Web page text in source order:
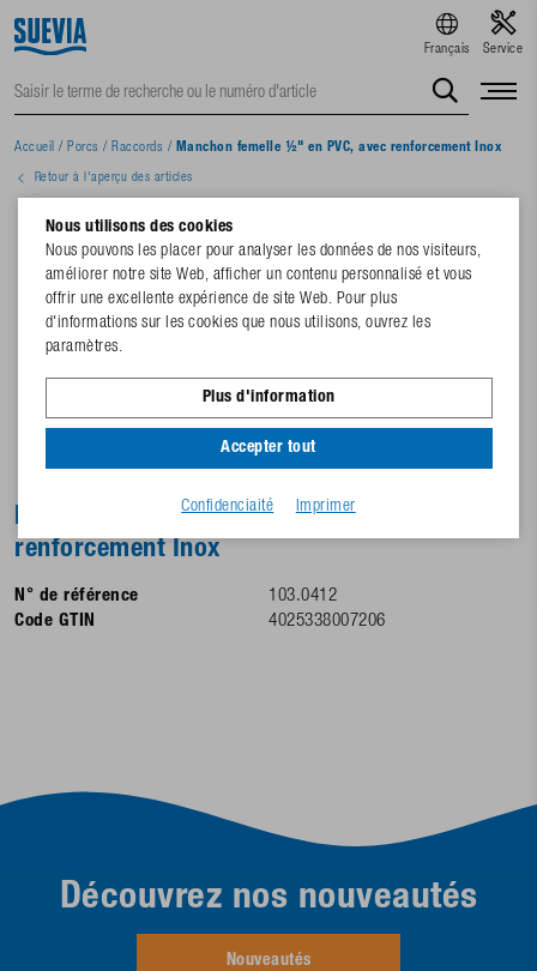
Français Service
Accueil / Porcs / Raccords / Manchon femelle ½" en PVC, avec renforcement Inox
Retour à l'aperçu des articles
Manchon femelle ½" en PVC, avec
renforcement Inox
N° de référence
103.0412
Code GTIN
4025338007206
Découvrez nos nouveautés
Nouveautés
Nous utilisons des cookies
Nous pouvons les placer pour analyser les données de nos visiteurs,
améliorer notre site Web, afficher un contenu personnalisé et vous
offrir une excellente expérience de site Web. Pour plus
d'informations sur les cookies que nous utilisons, ouvrez les
paramètres.
Plus d'information
Accepter tout
Confidenciaité Imprimer